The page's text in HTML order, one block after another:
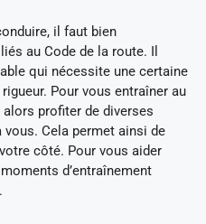
il faut bien
au Code de la route. Il
qui nécessite une certaine
Pour vous entraîner au
profiter de diverses
Cela permet ainsi de
côté. Pour vous aider
d’entraînement